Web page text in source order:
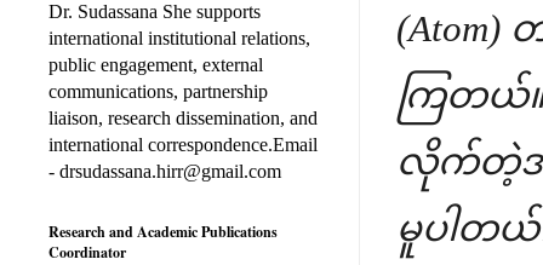
ကြတယ်။
လိုက်တဲ့အ
မူပါတ
Dr. Sudassana She supports
international institutional relations,
public engagement, external
communications, partnership
liaison, research dissemination, and
international correspondence.Email
- drsudassana.hirr@gmail.com
Research and Academic Publications
Coordinator